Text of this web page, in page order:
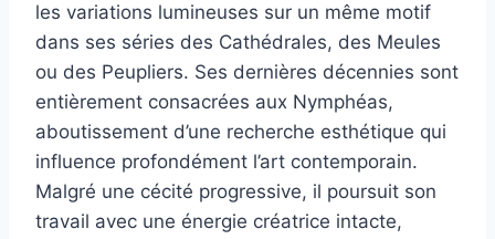
les variations lumineuses sur un même motif
dans ses séries des Cathédrales, des Meules
ou des Peupliers. Ses dernières décennies sont
entièrement consacrées aux Nymphéas,
aboutissement d’une recherche esthétique qui
influence profondément l’art contemporain.
Malgré une cécité progressive, il poursuit son
travail avec une énergie créatrice intacte,